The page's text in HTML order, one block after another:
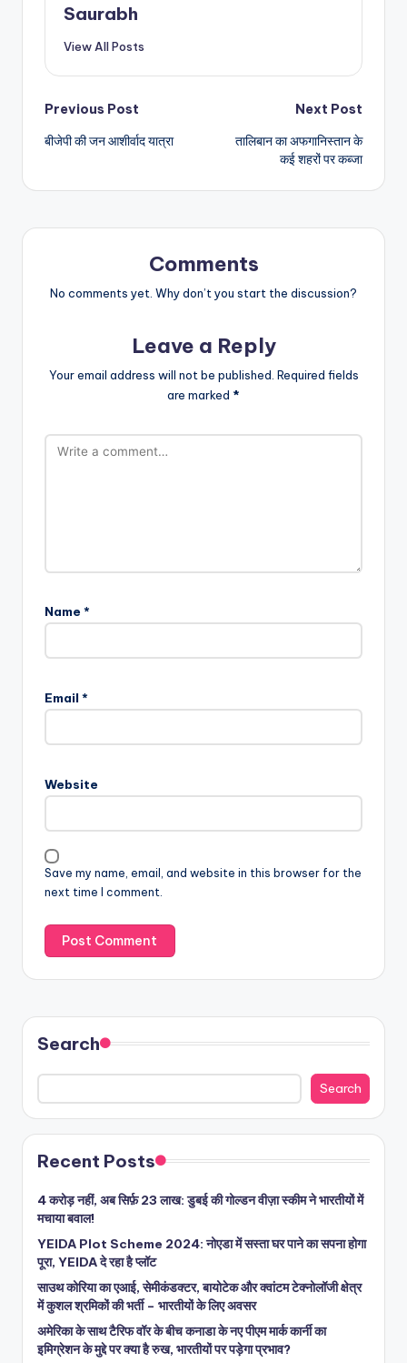
Saurabh
View All Posts
Post
navigation
Previous Post
बीजेपी की जन आशीर्वाद यात्रा
Next Post
तालिबान का अफगानिस्तान के
कई शहरों पर कब्जा
Comments
No comments yet. Why don’t you start the discussion?
Leave a Reply
Your email address will not be published. Required fields
are marked *
Name *
Email *
Website
Save my name, email, and website in this browser for the
next time I comment.
Search
Search
Recent Posts
4 करोड़ नहीं, अब सिर्फ़ 23 लाख: डुबई की गोल्डन वीज़ा स्कीम ने भारतीयों में
मचाया बवाल!
YEIDA Plot Scheme 2024: नोएडा में सस्ता घर पाने का सपना होगा
पूरा, YEIDA दे रहा है प्लॉट
साउथ कोरिया का एआई, सेमीकंडक्टर, बायोटेक और क्वांटम टेक्नोलॉजी क्षेत्र
में कुशल श्रमिकों की भर्ती – भारतीयों के लिए अवसर
अमेरिका के साथ टैरिफ वॉर के बीच कनाडा के नए पीएम मार्क कार्नी का
इमिग्रेशन के मुद्दे पर क्या है रुख, भारतीयों पर पड़ेगा प्रभाव?